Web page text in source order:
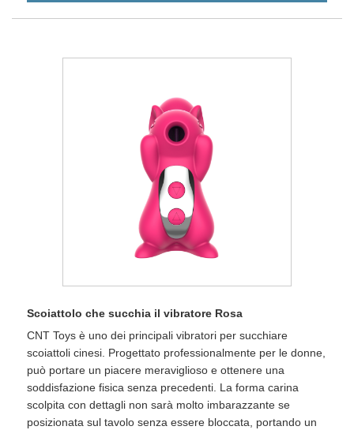
Scoiattolo che succhia il vibratore Rosa
CNT Toys è uno dei principali vibratori per succhiare
scoiattoli cinesi. Progettato professionalmente per le donne,
può portare un piacere meraviglioso e ottenere una
soddisfazione fisica senza precedenti. La forma carina
scolpita con dettagli non sarà molto imbarazzante se
posizionata sul tavolo senza essere bloccata, portando un